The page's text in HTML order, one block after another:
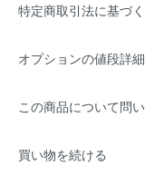
特定商取引法に基づ
オプションの値段詳細
この商品について問
買い物を続ける